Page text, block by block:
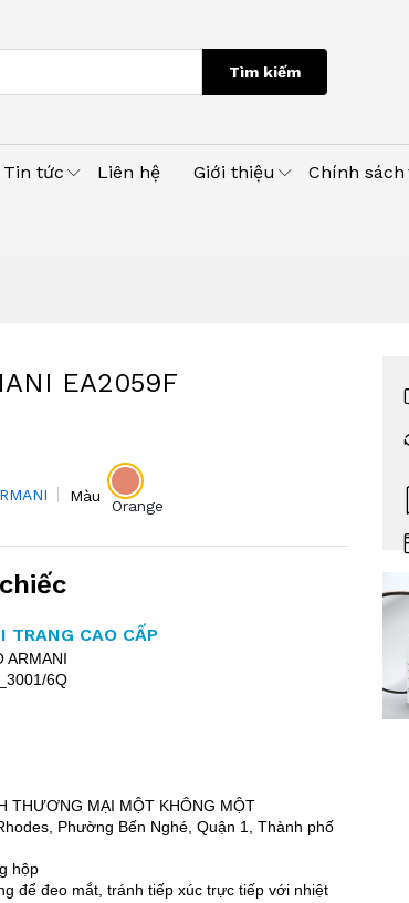
Tìm kiếm
Tin tức Liên hệ Giới thiệu Chính sách
EA2059F
Màu
Orange
TRANG CAO CẤP
ARMANI
6Q
THƯƠNG MẠI MỘT KHÔNG MỘT
Phường Bến Nghé, Quận 1, Thành phố
hộp
để đeo mắt, tránh tiếp xúc trực tiếp với nhiệt